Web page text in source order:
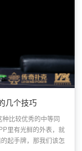
几个技巧
比较优秀的中等同
里有光鲜的外表，就
起手牌，那我们该怎